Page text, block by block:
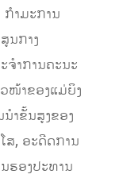
າມະການ
ນກາງ
ຈໍາການຄະນະ
ໜ້າຂອງແມ່ຍິງ
ຳຂັ້ນສູງຂອງ
ສ, ອະດີດການ
ຮອງປະທານ